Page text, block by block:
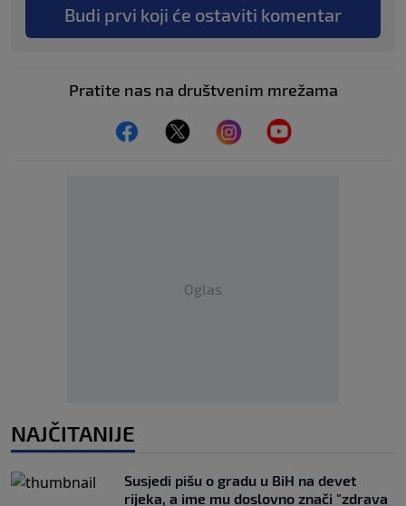
Budi prvi koji će ostaviti komentar
Pratite nas na društvenim mrežama
Oglas
NAJČITANIJE
Susjedi pišu o gradu u BiH na devet
rijeka, a ime mu doslovno znači "zdrava